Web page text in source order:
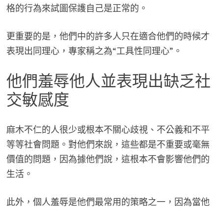
格的行為來試圖保護自己是正常的。
更重要的是，他們中的許多人只在適合他們的時候才
表現出同理心，專家稱之為“工具性同理心”。
他們羞辱他人並表現出缺乏社
交敏感度
麻木不仁的人很少或根本不關心歧視、不公義和不平
等等社會問題。對他們來說，這些都是不重要或毫無
價值的問題，因為據他們說，這根本不會影響他們的
生活。
此外，個人羞辱是他們最常用的策略之一，因為當他